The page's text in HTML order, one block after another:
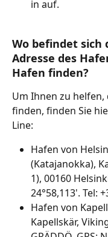
in auf.
Wo befindet sich
Adresse des
Hafen finden?
Um Ihnen zu
finden, finden Sie
Line:
Hafen von
(Katajanokka),
1), 00160
24°58,113'. Tel:
Hafen von
Kapellskär,